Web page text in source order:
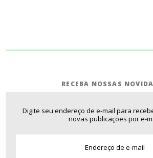
RECEBA NOSSAS
Digite seu endereço de e-mail para
novas publicações por e-